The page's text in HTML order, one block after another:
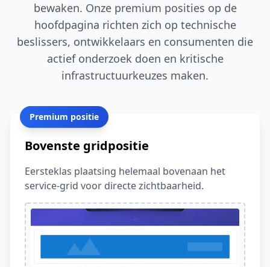
bewaken. Onze premium posities op de
hoofdpagina richten zich op technische
beslissers, ontwikkelaars en consumenten die
actief onderzoek doen en kritische
infrastructuurkeuzes maken.
Premium positie
Bovenste gridpositie
Eersteklas plaatsing helemaal bovenaan het
service-grid voor directe zichtbaarheid.